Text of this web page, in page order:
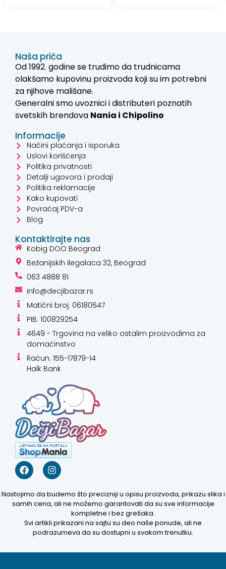
Naša priča
Od 1992. godine se trudimo da trudnicama
olakšamo kupovinu proizvoda koji su im potrebni
za njihove mališane.
Generalni smo uvoznici i distributeri poznatih
svetskih brendova Nania i Chipolino
Informacije
Načini plaćanja i isporuka
Uslovi korišćenja
Politika privatnosti
Detalji ugovora i prodaji
Politika reklamacije
Kako kupovati
Povraćaj PDV-a
Blog
Kontaktirajte nas
Kobig DOO Beograd
Bežanijskih ilegalaca 32, Beograd
063 4888 81
info@decjibazar.rs
Matični broj: 06180647
PIB: 100829254
4649 - Trgovina na veliko ostalim proizvodima za
domaćinstvo
Račun: 155-17879-14
Halk Bank
Nastojimo da budemo što precizniji u opisu proizvoda, prikazu slika i
samih cena, ali ne možemo garantovati da su sve informacije
kompletne i bez grešaka.
Svi artikli prikazani na sajtu su deo naše ponude, ali ne
podrazumeva da su dostupni u svakom trenutku.